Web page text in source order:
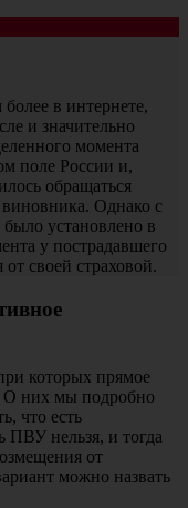
в интернете,
и значительно
момента
поле России и,
обращаться
Однако с
установлено в
у пострадавшего
своей страховой.
которых прямое
О них мы подробно
что есть
ПВУ нельзя, и тогда
от
можно назвать